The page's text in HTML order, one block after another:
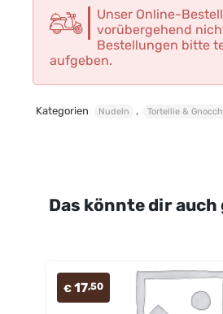
Unser Online-
vorübergehend
Bestellungen bitte
aufgeben.
Kategorien Nudeln , Tortellie &
Das könnte dir
€ 17,50